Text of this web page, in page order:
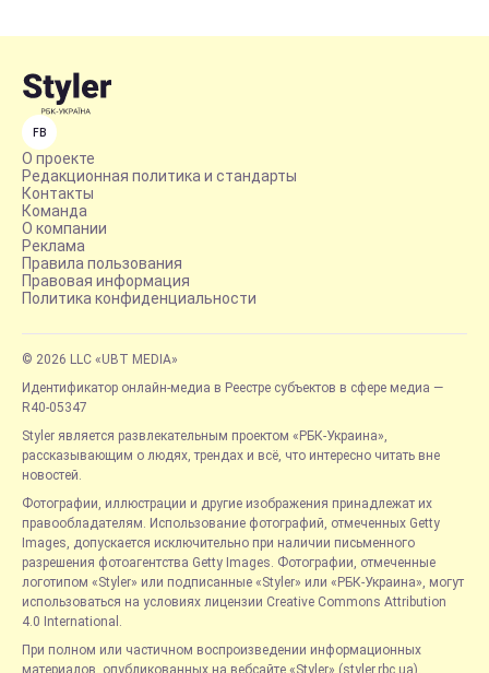
FB
О проекте
Редакционная политика и стандарты
Контакты
Команда
О компании
Реклама
Правила пользования
Правовая информация
Политика конфиденциальности
© 2026 LLC «UBT MEDIA»
Идентификатор онлайн-медиа в Реестре субъектов в сфере медиа —
R40-05347
Styler является развлекательным проектом «РБК-Украина»,
рассказывающим о людях, трендах и всё, что интересно читать вне
новостей.
Фотографии, иллюстрации и другие изображения принадлежат их
правообладателям. Использование фотографий, отмеченных Getty
Images, допускается исключительно при наличии письменного
разрешения фотоагентства Getty Images. Фотографии, отмеченные
логотипом «Styler» или подписанные «Styler» или «РБК-Украина», могут
использоваться на условиях лицензии Creative Commons Attribution
4.0 International.
При полном или частичном воспроизведении информационных